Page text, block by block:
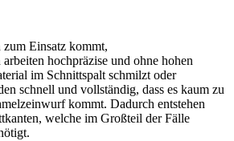
Einsatz kommt,
hochpräzise und ohne hohen
im Schnittspalt schmilzt oder
schnell und vollständig, dass es kaum zu
kommt. Dadurch entstehen
welche im Großteil der Fälle